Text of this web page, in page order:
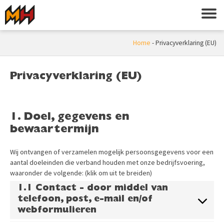
Home -Privacyverklaring (EU)
Privacyverklaring (EU)
1. Doel, gegevens en
bewaartermijn
Wij ontvangen of verzamelen mogelijk persoonsgegevens voor een
aantal doeleinden die verband houden met onze bedrijfsvoering,
waaronder de volgende: (klik om uit te breiden)
1.1 Contact - door middel van
telefoon, post, e-mail en/of
webformulieren